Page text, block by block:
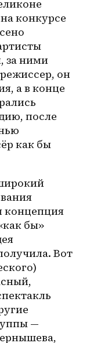
конкурсе
за ними
он
а в конце
после
как бы
концепция
бы»
Вот
—